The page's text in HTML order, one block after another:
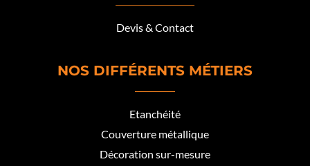
Devis & Contact
NOS DIFFÉRENTS MÉTIERS
Etanchéité
Couverture métallique
Décoration sur-mesure